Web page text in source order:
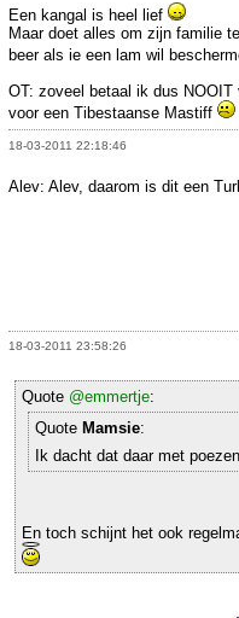
Een kangal is heel lief
Maar doet alles om zijn familie
beer als ie een lam wil
OT: zoveel betaal ik dus
voor een Tibestaanse Mastiff
18-03-2011 22:18:46
Alev: Alev, daarom is dit een
18-03-2011 23:58:26
Quote @emmertje:
Quote Mamsie:
Ik dacht dat daar met
En toch schijnt het ook